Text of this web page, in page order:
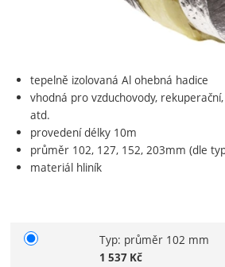
tepelně izolovaná Al ohebná hadice
vhodná pro vzduchovody,
atd.
provedení délky 10m
průměr 102, 127, 152, 203mm (dle
materiál hliník
Vyberte variantuTyp: průměr 102 mm
1 537 Kč